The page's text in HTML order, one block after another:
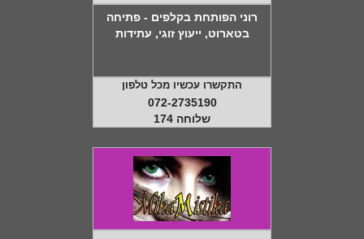
רוני הפותחת בקלפים - פתיחה
בטארוט, ייעוץ זוגי, עתידות
התקשרו עכשיו מכל טלפון
072-2735190
שלוחה 174